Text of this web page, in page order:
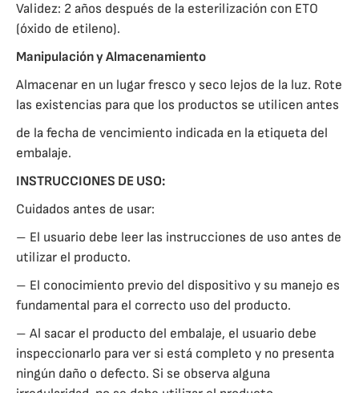
Validez: 2 años después de la esterilización con ETO
(óxido de etileno).
Manipulación y Almacenamiento
Almacenar en un lugar fresco y seco lejos de la luz. Rote
las existencias para que los productos se utilicen antes
de la fecha de vencimiento indicada en la etiqueta del
embalaje.
INSTRUCCIONES DE USO:
Cuidados antes de usar:
– El usuario debe leer las instrucciones de uso antes de
utilizar el producto.
– El conocimiento previo del dispositivo y su manejo es
fundamental para el correcto uso del producto.
– Al sacar el producto del embalaje, el usuario debe
inspeccionarlo para ver si está completo y no presenta
ningún daño o defecto. Si se observa alguna